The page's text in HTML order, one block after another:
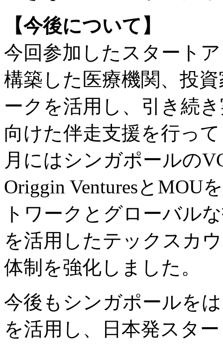
【今後について】
今回参加したスタート
構築した医療機関、投
ークを活用し、引き続
向けた伴走支援を行っ
月にはシンガポールの
Origgin VenturesとMOU
トワークとグローバル
を活用したテックスカ
体制を強化しました。
今後もシンガポールを
を活用し、日本発スタ